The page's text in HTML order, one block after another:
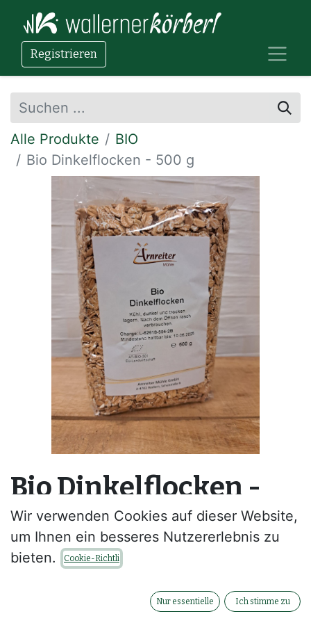
Registrieren
Alle Produkte
BIO
Bio Dinkelflocken - 500 g
Bio Dinkelflocken -
500 g
--
Kontaktieren Sie uns
Wir verwenden Cookies auf dieser Website,
um Ihnen ein besseres Nutzererlebnis zu
bieten.
Cookie-Richtli
Nur essentielle Ich stimme zu